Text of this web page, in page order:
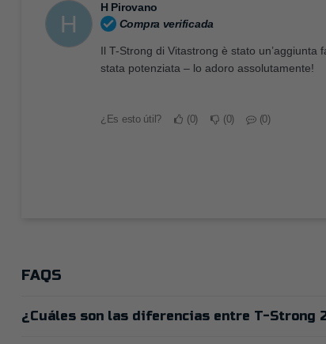
H
H Pirovano
Compra verificada
Il T-Strong di Vitastrong è stato
stata potenziata – lo adoro assolutamente!
¿Es esto útil? 0 0 0
FAQS
¿Cuáles son las diferencias entre T-Strong